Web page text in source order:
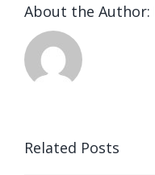
About the Author:
Related Posts